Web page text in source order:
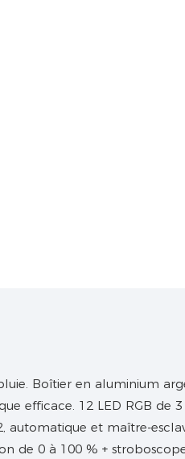
Boîtier en aluminium
efficace. 12 LED RGB de 3
automatique et maître-
de 0 à 100 % +